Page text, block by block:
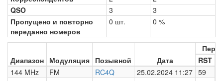
QSO
3
3
Пропущено и повторно
переданно номеров
0 шт. 0 %
Диапазон Модуляция Позывной Дата
RST
144 MHz
FM RC4Q 25.02.2024 11:27 59